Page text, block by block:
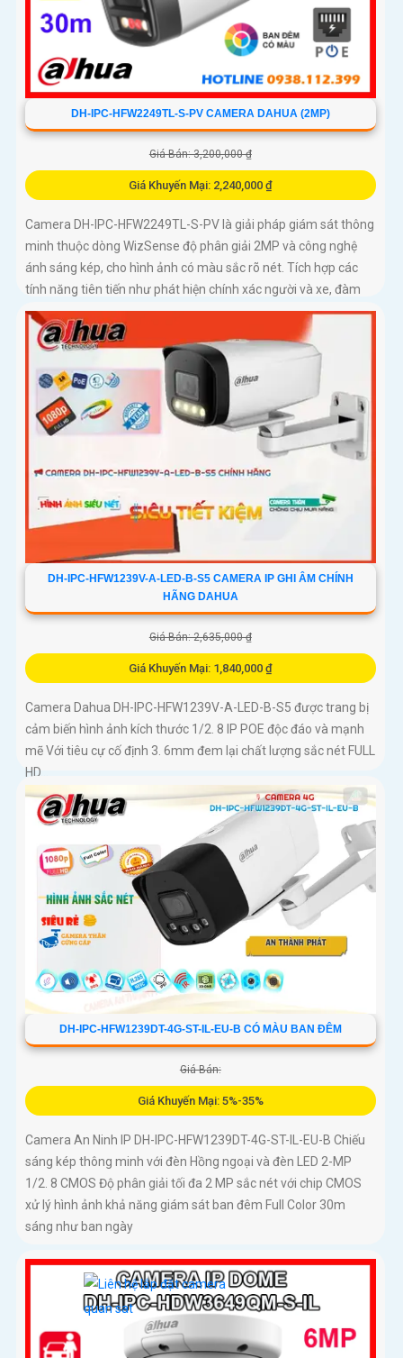
DH-IPC-HFW2249TL-S-PV CAMERA DAHUA (2MP)
Giá Bán: 3,200,000 ₫
Giá Khuyến Mại: 2,240,000 ₫
Camera DH-IPC-HFW2249TL-S-PV là giải pháp giám sát thông
minh thuộc dòng WizSense độ phân giải 2MP và công nghệ
ánh sáng kép, cho hình ảnh có màu sắc rõ nét. Tích hợp các
tính năng tiên tiến như phát hiện chính xác người và xe, đàm
thoại hai chiều, hỗ trợ thẻ nhớ lên đến 256GB và tầm nhìn hồng
ngoại 30m, camera giúp nâng cao hiệu quả an ninh một cách
toàn diện chuẩn IP67 lắp ngoài trời
DH-IPC-HFW1239V-A-LED-B-S5 CAMERA IP GHI ÂM CHÍNH
HÃNG DAHUA
Giá Bán: 2,635,000 ₫
Giá Khuyến Mại: 1,840,000 ₫
Camera Dahua DH-IPC-HFW1239V-A-LED-B-S5 được trang bị
cảm biến hình ảnh kích thước 1/2. 8 IP POE độc đáo và mạnh
mẽ Với tiêu cự cố định 3. 6mm đem lại chất lượng sắc nét FULL
HD...
DH-IPC-HFW1239DT-4G-ST-IL-EU-B CÓ MÀU BAN ĐÊM
Giá Bán:
Giá Khuyến Mại: 5%-35%
Camera An Ninh IP DH-IPC-HFW1239DT-4G-ST-IL-EU-B Chiếu
sáng kép thông minh với đèn Hồng ngoại và đèn LED 2-MP
1/2. 8 CMOS Độ phân giải tối đa 2 MP sắc nét với chip CMOS
xử lý hình ảnh khả năng giám sát ban đêm Full Color 30m
sáng như ban ngày